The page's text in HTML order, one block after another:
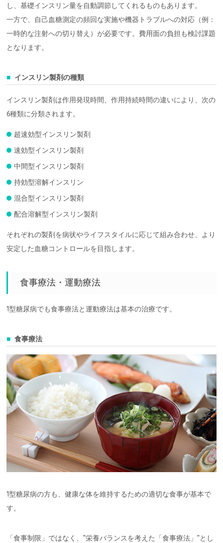
し、基礎インスリン量を自動調節してくれるものもあります。
一方で、自己血糖測定の頻回な実施や機器トラブルへの対応（例：
一時的な注射への切り替え）が必要です。費用面の負担も検討課題
となります。
インスリン製剤の種類
インスリン製剤は作用発現時間、作用持続時間の違いにより、次の
6種類に分類されます。
超速効型インスリン製剤
速効型インスリン製剤
中間型インスリン製剤
持効型溶解インスリン
混合型インスリン製剤
配合溶解型インスリン製剤
それぞれの製剤を病状やライフスタイルに応じて組み合わせ、より
安定した血糖コントロールを目指します。
食事療法・運動療法
1型糖尿病でも食事療法と運動療法は基本の治療です。
食事療法
1型糖尿病の方も、健康な体を維持するための適切な食事が基本で
す。
「食事制限」ではなく、”栄養バランスを考えた「食事療法」”とし